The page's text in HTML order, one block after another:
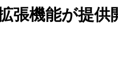
張機能が提供